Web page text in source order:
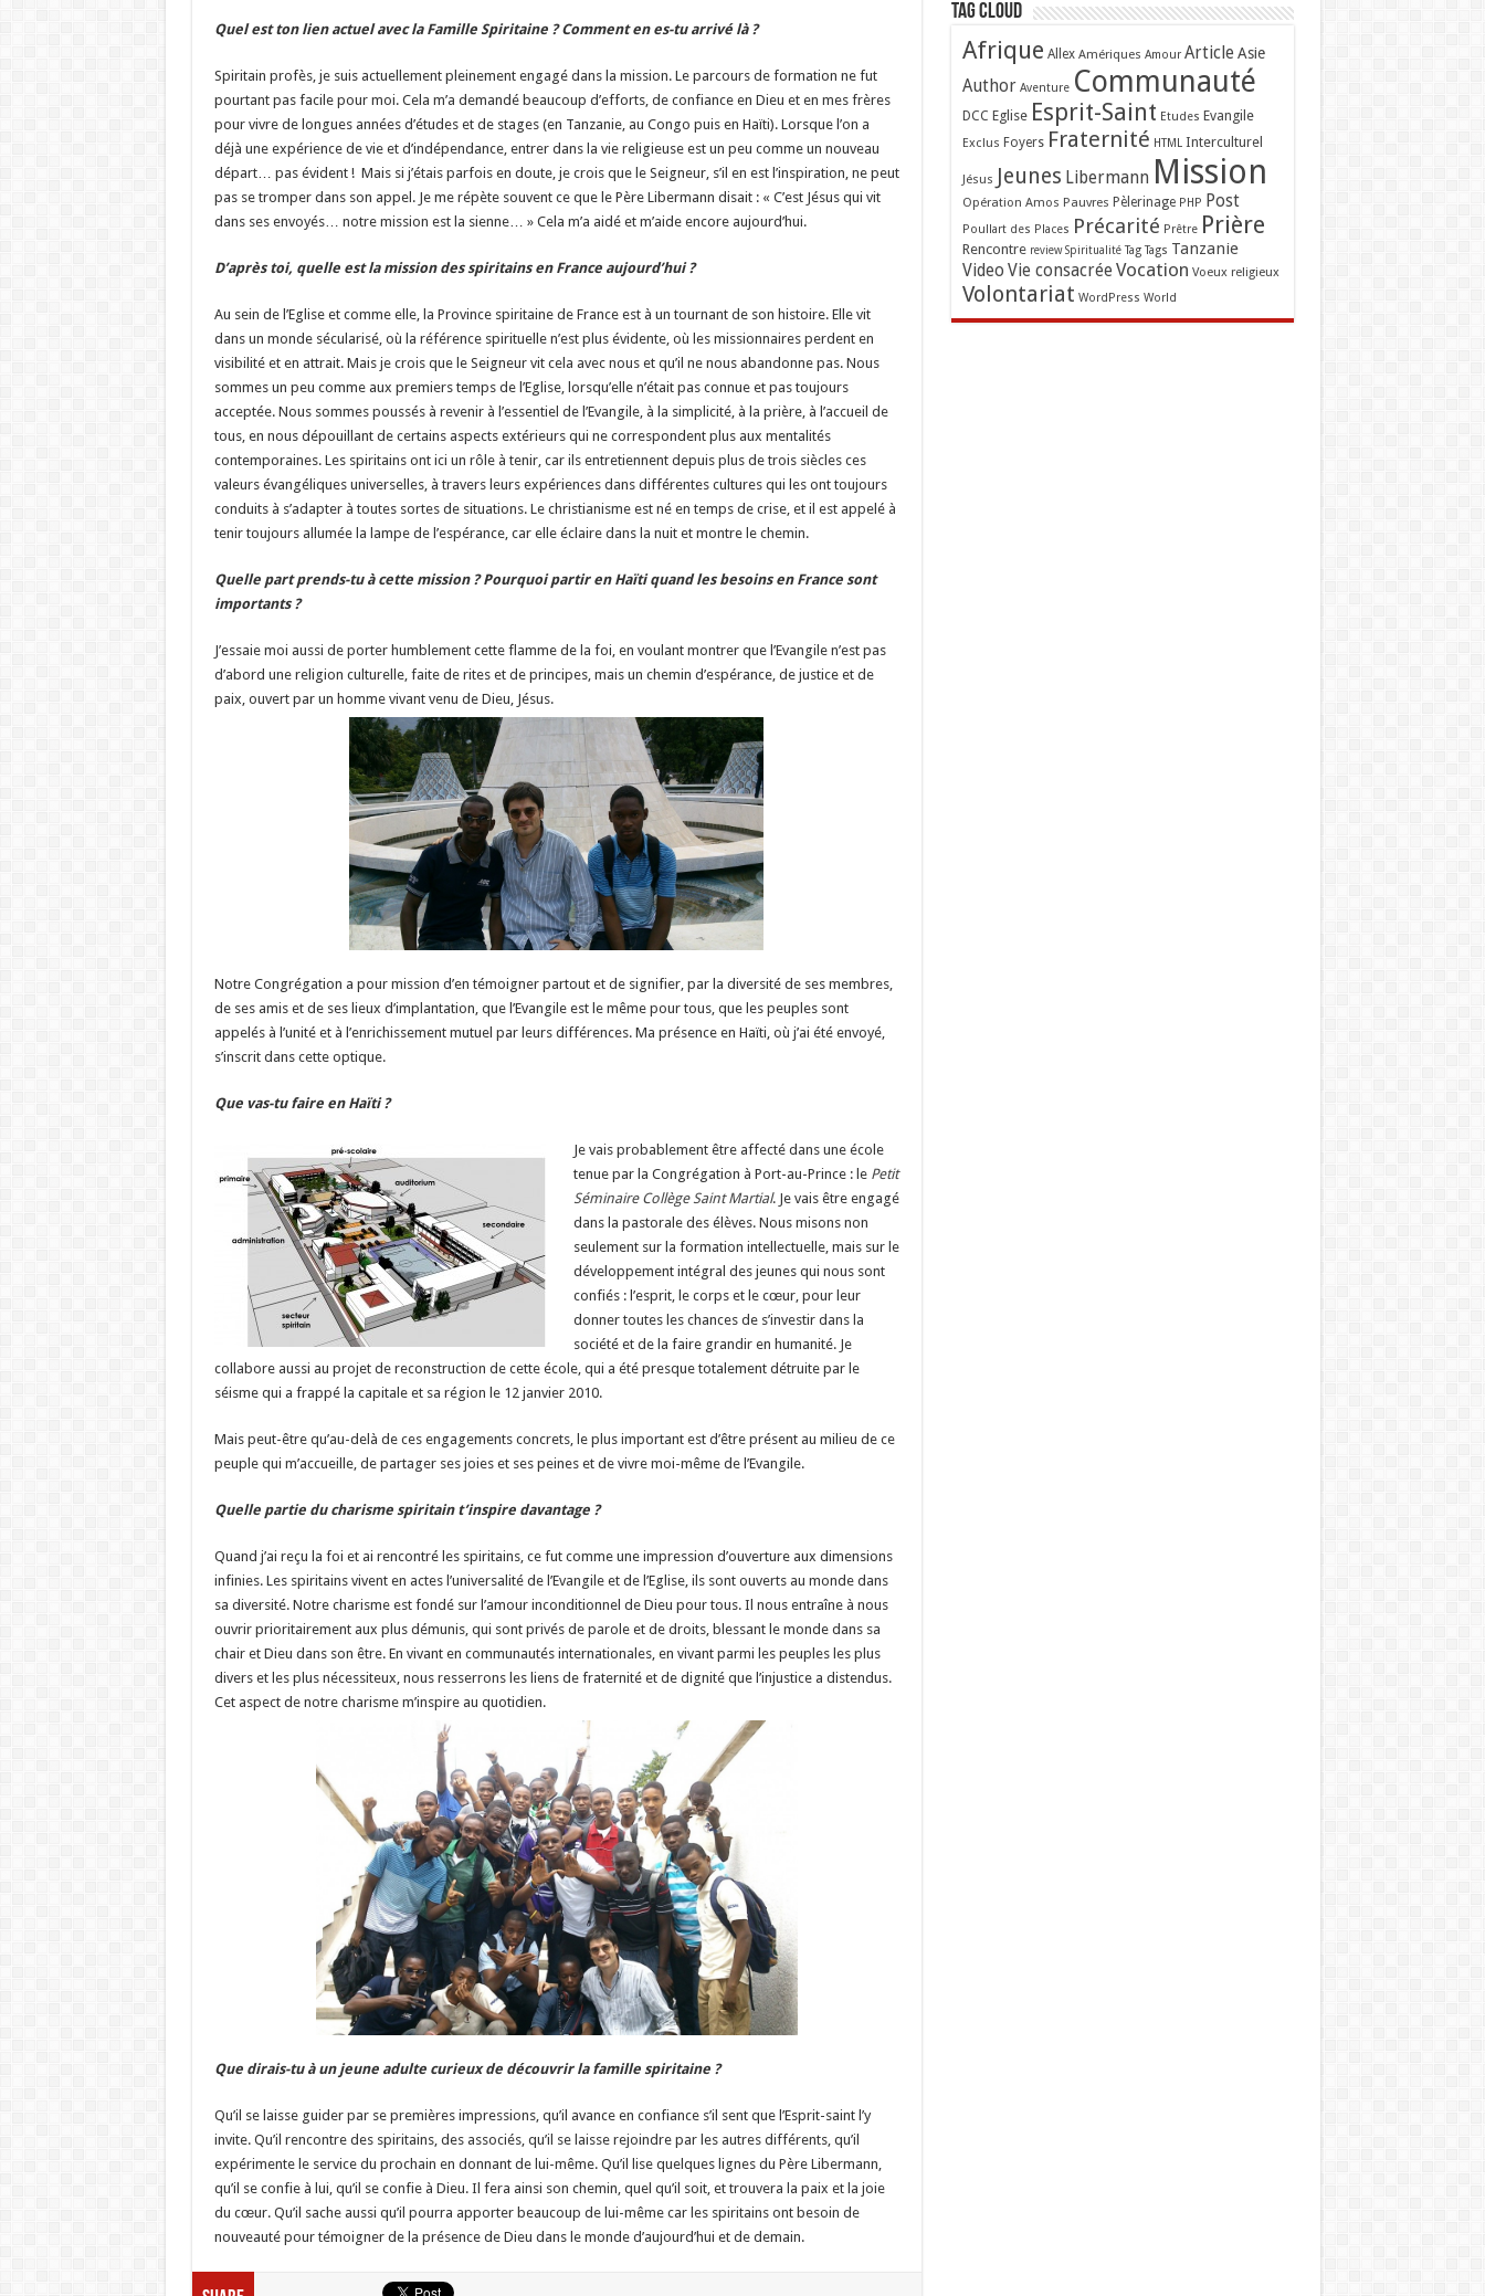
Quel est ton lien actuel avec la Famille Spiritaine ? Comment en es-tu arrivé là ?
Spiritain profès, je suis actuellement pleinement engagé dans la mission. Le parcours de formation ne fut
pourtant pas facile pour moi. Cela m’a demandé beaucoup d’efforts, de confiance en Dieu et en mes frères
pour vivre de longues années d’études et de stages (en Tanzanie, au Congo puis en Haïti). Lorsque l’on a
déjà une expérience de vie et d’indépendance, entrer dans la vie religieuse est un peu comme un nouveau
départ… pas évident ! Mais si j’étais parfois en doute, je crois que le Seigneur, s’il en est l’inspiration, ne peut
pas se tromper dans son appel. Je me répète souvent ce que le Père Libermann disait : « C’est Jésus qui vit
dans ses envoyés… notre mission est la sienne… » Cela m’a aidé et m’aide encore aujourd’hui.
D’après toi, quelle est la mission des spiritains en France aujourd’hui ?
Au sein de l’Eglise et comme elle, la Province spiritaine de France est à un tournant de son histoire. Elle vit
dans un monde sécularisé, où la référence spirituelle n’est plus évidente, où les missionnaires perdent en
visibilité et en attrait. Mais je crois que le Seigneur vit cela avec nous et qu’il ne nous abandonne pas. Nous
sommes un peu comme aux premiers temps de l’Eglise, lorsqu’elle n’était pas connue et pas toujours
acceptée. Nous sommes poussés à revenir à l’essentiel de l’Evangile, à la simplicité, à la prière, à l’accueil de
tous, en nous dépouillant de certains aspects extérieurs qui ne correspondent plus aux mentalités
contemporaines. Les spiritains ont ici un rôle à tenir, car ils entretiennent depuis plus de trois siècles ces
valeurs évangéliques universelles, à travers leurs expériences dans différentes cultures qui les ont toujours
conduits à s’adapter à toutes sortes de situations. Le christianisme est né en temps de crise, et il est appelé à
tenir toujours allumée la lampe de l’espérance, car elle éclaire dans la nuit et montre le chemin.
Quelle part prends-tu à cette mission ? Pourquoi partir en Haïti quand les besoins en France sont
importants ?
J’essaie moi aussi de porter humblement cette flamme de la foi, en voulant montrer que l’Evangile n’est pas
d’abord une religion culturelle, faite de rites et de principes, mais un chemin d’espérance, de justice et de
paix, ouvert par un homme vivant venu de Dieu, Jésus.
Notre Congrégation a pour mission d’en témoigner partout et de signifier, par la diversité de ses membres,
de ses amis et de ses lieux d’implantation, que l’Evangile est le même pour tous, que les peuples sont
appelés à l’unité et à l’enrichissement mutuel par leurs différences. Ma présence en Haïti, où j’ai été envoyé,
s’inscrit dans cette optique.
Que vas-tu faire en Haïti ?
Je vais probablement être affecté dans une école
tenue par la Congrégation à Port-au-Prince : le Petit
Séminaire Collège Saint Martial. Je vais être engagé
dans la pastorale des élèves. Nous misons non
seulement sur la formation intellectuelle, mais sur le
développement intégral des jeunes qui nous sont
confiés : l’esprit, le corps et le cœur, pour leur
donner toutes les chances de s’investir dans la
société et de la faire grandir en humanité. Je
collabore aussi au projet de reconstruction de cette école, qui a été presque totalement détruite par le
séisme qui a frappé la capitale et sa région le 12 janvier 2010.
Mais peut-être qu’au-delà de ces engagements concrets, le plus important est d’être présent au milieu de ce
peuple qui m’accueille, de partager ses joies et ses peines et de vivre moi-même de l’Evangile.
Quelle partie du charisme spiritain t’inspire davantage ?
Quand j’ai reçu la foi et ai rencontré les spiritains, ce fut comme une impression d’ouverture aux dimensions
infinies. Les spiritains vivent en actes l’universalité de l’Evangile et de l’Eglise, ils sont ouverts au monde dans
sa diversité. Notre charisme est fondé sur l’amour inconditionnel de Dieu pour tous. Il nous entraîne à nous
ouvrir prioritairement aux plus démunis, qui sont privés de parole et de droits, blessant le monde dans sa
chair et Dieu dans son être. En vivant en communautés internationales, en vivant parmi les peuples les plus
divers et les plus nécessiteux, nous resserrons les liens de fraternité et de dignité que l’injustice a distendus.
Cet aspect de notre charisme m’inspire au quotidien.
Que dirais-tu à un jeune adulte curieux de découvrir la famille spiritaine ?
Qu’il se laisse guider par se premières impressions, qu’il avance en confiance s’il sent que l’Esprit-saint l’y
invite. Qu’il rencontre des spiritains, des associés, qu’il se laisse rejoindre par les autres différents, qu’il
expérimente le service du prochain en donnant de lui-même. Qu’il lise quelques lignes du Père Libermann,
qu’il se confie à lui, qu’il se confie à Dieu. Il fera ainsi son chemin, quel qu’il soit, et trouvera la paix et la joie
du cœur. Qu’il sache aussi qu’il pourra apporter beaucoup de lui-même car les spiritains ont besoin de
nouveauté pour témoigner de la présence de Dieu dans le monde d’aujourd’hui et de demain.
Tag Cloud
Afrique Allex Amériques Amour Article Asie
Author Aventure Communauté
DCC Eglise Esprit-Saint Etudes Evangile
Exclus Foyers Fraternité HTML Interculturel
Jésus Jeunes Libermann Mission
Opération Amos Pauvres Pèlerinage PHP Post
Poullart des Places Précarité Prêtre Prière
Rencontre review Spiritualité Tag Tags Tanzanie
Video Vie consacrée Vocation Voeux religieux
Volontariat WordPress World